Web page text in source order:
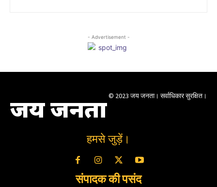
- Advertisement -
जय जनता © 2023 जय जनता। सर्वाधिकार सुरक्षित।
हमसे जुड़ें।
संपादक की पसंद